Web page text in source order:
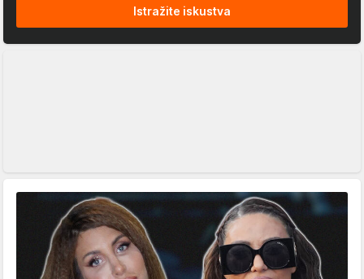
Istražite iskustva